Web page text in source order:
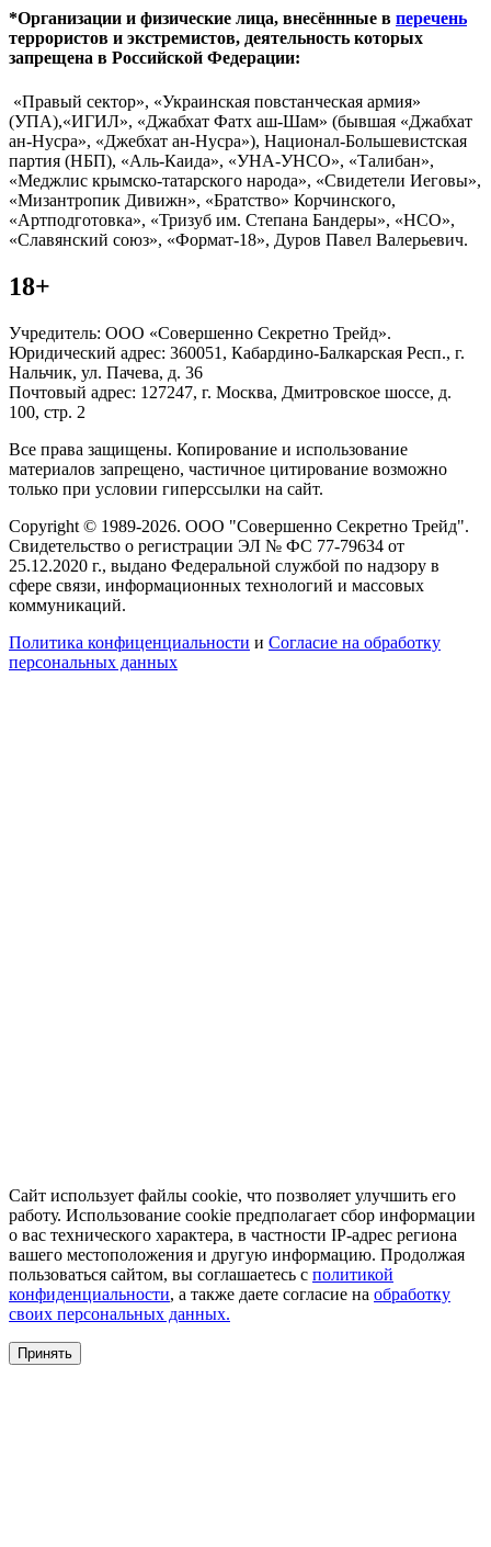
*Организации и физические лица, внесённные в перечень
террористов и экстремистов, деятельность которых
запрещена в Российской Федерации:
«Правый сектор», «Украинская повстанческая армия»
(УПА),«ИГИЛ», «Джабхат Фатх аш-Шам» (бывшая «Джабхат
ан-Нусра», «Джебхат ан-Нусра»), Национал-Большевистская
партия (НБП), «Аль-Каида», «УНА-УНСО», «Талибан»,
«Меджлис крымско-татарского народа», «Свидетели Иеговы»,
«Мизантропик Дивижн», «Братство» Корчинского,
«Артподготовка», «Тризуб им. Степана Бандеры», «НСО»,
«Славянский союз», «Формат-18», Дуров Павел Валерьевич.
18+
Учредитель: ООО «Совершенно Секретно Трейд».
Юридический адрес: 360051, Кабардино-Балкарская Респ., г.
Нальчик, ул. Пачева, д. 36
Почтовый адрес: 127247, г. Москва, Дмитровское шоссе, д.
100, стр. 2
Все права защищены. Копирование и использование
материалов запрещено, частичное цитирование возможно
только при условии гиперссылки на сайт.
Copyright © 1989-2026. ООО "Совершенно Секретно Трейд".
Свидетельство о регистрации ЭЛ № ФС 77-79634 от
25.12.2020 г., выдано Федеральной службой по надзору в
сфере связи, информационных технологий и массовых
коммуникаций.
Политика конфиценциальности и Согласие на обработку
персональных данных
Сайт использует файлы cookie, что позволяет улучшить его
работу. Использование cookie предполагает сбор информации
о вас технического характера, в частности IP-адрес региона
вашего местоположения и другую информацию. Продолжая
пользоваться сайтом, вы соглашаетесь с политикой
конфиденциальности, а также даете согласие на обработку
своих персональных данных.
Принять